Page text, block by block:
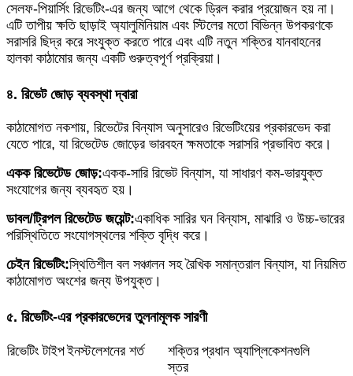
সেলফ-পিয়ার্সিং রিভেটিং-এর জন্য আগে থেকে ড্রিল করার প্রয়োজন হয় না।
এটি তাপীয় ক্ষতি ছাড়াই অ্যালুমিনিয়াম এবং স্টিলের মতো বিভিন্ন উপকরণকে
সরাসরি ছিদ্র করে সংযুক্ত করতে পারে এবং এটি নতুন শক্তির যানবাহনের
হালকা কাঠামোর জন্য একটি গুরুত্বপূর্ণ প্রক্রিয়া।
৪. রিভেট জোড় ব্যবস্থা দ্বারা
কাঠামোগত নকশায়, রিভেটের বিন্যাস অনুসারেও রিভেটিংয়ের প্রকারভেদ করা
যেতে পারে, যা রিভেটেড জোড়ের ভারবহন ক্ষমতাকে সরাসরি প্রভাবিত করে।
একক রিভেটেড জোড়:একক-সারি রিভেট বিন্যাস, যা সাধারণ কম-ভারযুক্ত
সংযোগের জন্য ব্যবহৃত হয়।
ডাবল/ট্রিপল রিভেটেড জয়েন্ট:একাধিক সারির ঘন বিন্যাস, মাঝারি ও উচ্চ-ভারের
পরিস্থিতিতে সংযোগস্থলের শক্তি বৃদ্ধি করে।
চেইন রিভেটিং:স্থিতিশীল বল সঞ্চালন সহ রৈখিক সমান্তরাল বিন্যাস, যা নিয়মিত
কাঠামোগত অংশের জন্য উপযুক্ত।
৫. রিভেটিং-এর প্রকারভেদের তুলনামূলক সারণী
রিভেটিং টাইপইনস্টলেশনের শর্ত
শক্তির
স্তর
প্রধান অ্যাপ্লিকেশনগুলি